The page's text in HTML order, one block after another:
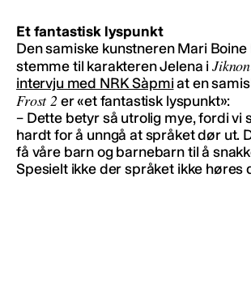
Et fantastisk lyspunkt
Den samiske kunstneren Mari Boine
stemme til karakteren Jelena i
intervju med NRK Sàpmiat en
Frost 2 er «et fantastisk lyspunkt»:
– Dette betyr så utrolig mye, fordi vi
hardt for å unngå at språket dør ut.
få våre barn og barnebarn til å
Spesielt ikke der språket ikke høres